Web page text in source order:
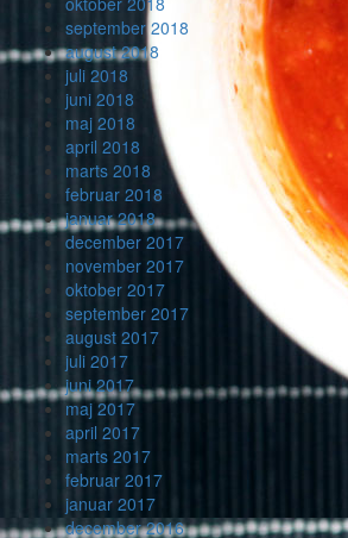
september 2018
august 2018
juli 2018
juni 2018
maj 2018
april 2018
marts 2018
februar 2018
januar 2018
december 2017
november 2017
oktober 2017
september 2017
august 2017
juli 2017
juni 2017
maj 2017
april 2017
marts 2017
februar 2017
januar 2017
december 2016